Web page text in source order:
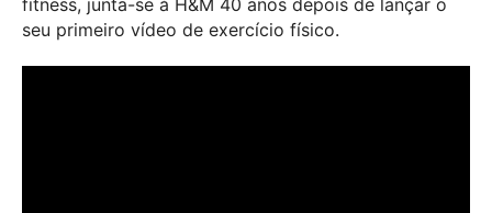
fitness, junta-se à H&M 40 anos depois de lançar o
seu primeiro vídeo de exercício físico.